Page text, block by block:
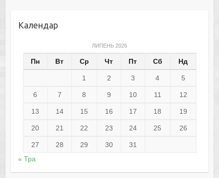
Календар
ЛИПЕНЬ 2026
Пн Вт Ср Чт Пт Сб Нд
1 2 3 4 5
6 7 8 9 10 11 12
13 14 15 16 17 18 19
20 21 22 23 24 25 26
27 28 29 30
31
« Тра